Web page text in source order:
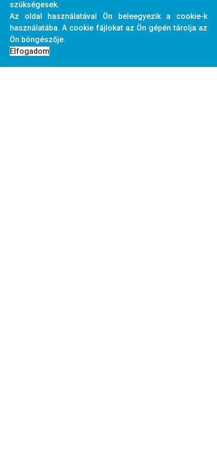
érdeklődők. Ez a táblázat az egész országra vonatkozik.
Léteznek csak helyi szentek, így azon szenteket csak
azon a helyen ünneplik.
A nyaralásotok ideje alatt ellenőrizhetitek a dátumok
alapján, lesz-e akkor egyházi ünnep.
szükségesek.
Az oldal használatával Ön beleegyezik a cookie-k
használatába. A cookie fájlokat az Ön gépén tárolja az
Ön böngészője.
Elfogadom